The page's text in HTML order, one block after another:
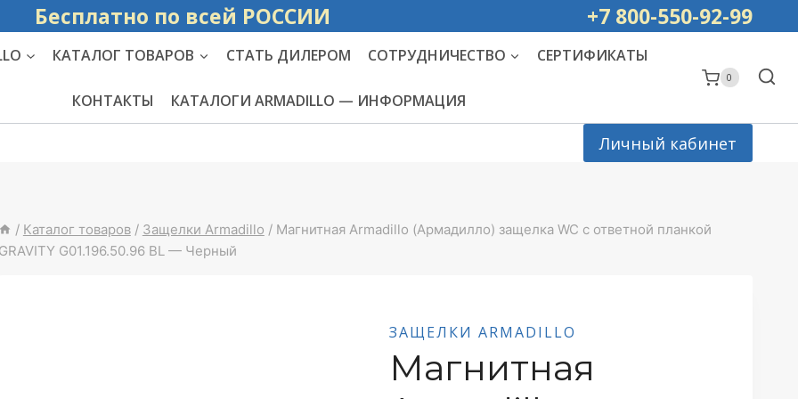
Бесплатно по всей РОССИИ +7 800-550-92-99
КАТАЛОГ ТОВАРОВ СТАТЬ ДИЛЕРОМ СОТРУДНИЧЕСТВО СЕРТИФИКАТЫ
КОНТАКТЫ КАТАЛОГИ ARMADILLO — ИНФОРМАЦИЯ
0
Личный кабинет
/ Каталог товаров / Защелки Armadillo / Магнитная Armadillo (Армадилло) защелка WC с ответной планкой
GRAVITY G01.196.50.96 BL — Черный
ЗАЩЕЛКИ ARMADILLO
Магнитная